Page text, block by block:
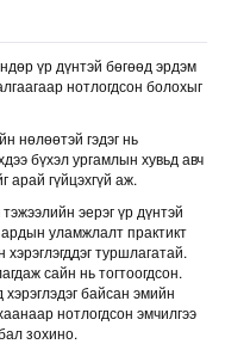
үр дүнтэй бөгөөд эрдэм
нотлогдсон болохыг
нөлөөтэй гэдэг нь
бүхэл ургамлын хувьд авч
арай гүйцэхгүй аж.
эерэг үр дүнтэй
уламжлалт практикт
туршлагатай.
сайн нь тогтоогдсон.
байсан эмийн
нотлогдсон эмчилгээ
зохино.